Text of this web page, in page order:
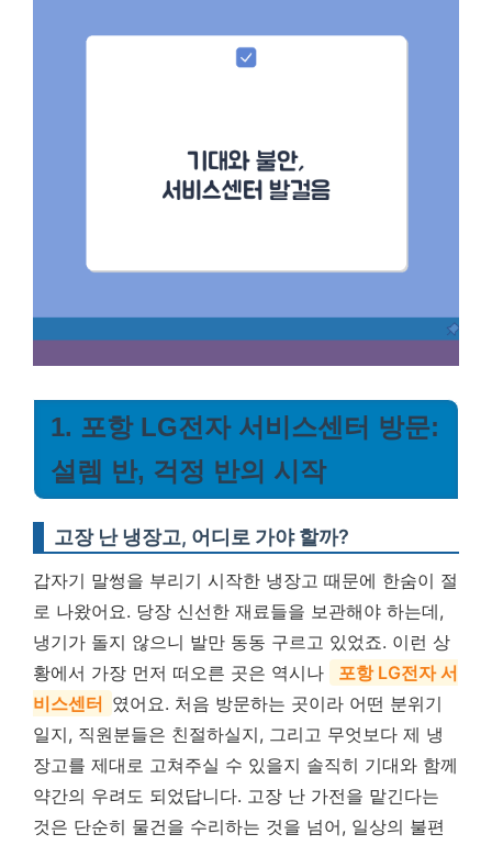
1. 포항 LG전자 서비스센터 방문:
설렘 반, 걱정 반의 시작
고장 난 냉장고, 어디로 가야 할까?
갑자기 말썽을 부리기 시작한 냉장고 때문에 한숨이 절
로 나왔어요. 당장 신선한 재료들을 보관해야 하는데,
냉기가 돌지 않으니 발만 동동 구르고 있었죠. 이런 상
황에서 가장 먼저 떠오른 곳은 역시나
포항 LG전자 서
비스센터 였어요. 처음 방문하는 곳이라 어떤 분위기
일지, 직원분들은 친절하실지, 그리고 무엇보다 제 냉
장고를 제대로 고쳐주실 수 있을지 솔직히 기대와 함께
약간의 우려도 되었답니다. 고장 난 가전을 맡긴다는
것은 단순히 물건을 수리하는 것을 넘어, 일상의 불편